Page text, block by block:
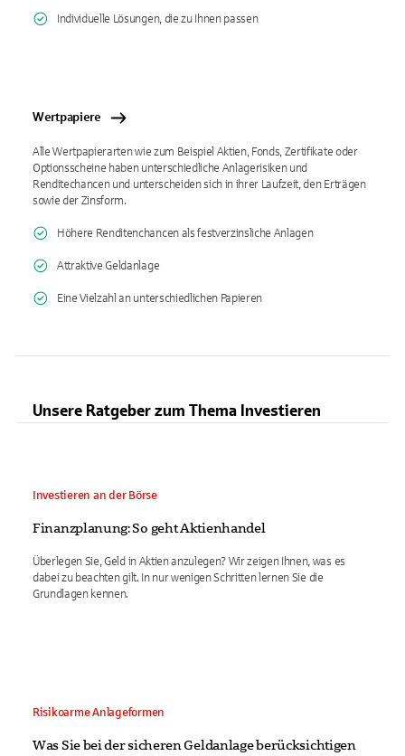
Individuelle Lösungen, die zu Ihnen passen
Wertpapiere
Alle Wertpapierarten wie zum Beispiel Aktien, Fonds, Zertifikate oder
Optionsscheine haben unterschiedliche Anlagerisiken und
Renditechancen und unterscheiden sich in ihrer Laufzeit, den Erträgen
sowie der Zinsform.
Höhere Renditenchancen als festverzinsliche Anlagen
Attraktive Geldanlage
Eine Vielzahl an unterschiedlichen Papieren
Unsere Ratgeber zum Thema Investieren
Investieren an der Börse
Finanzplanung: So geht Aktienhandel
Überlegen Sie, Geld in Aktien anzulegen? Wir zeigen Ihnen, was es
dabei zu beachten gilt. In nur wenigen Schritten lernen Sie die
Grundlagen kennen.
Risikoarme Anlageformen
Was Sie bei der sicheren Geldanlage berücksichtigen